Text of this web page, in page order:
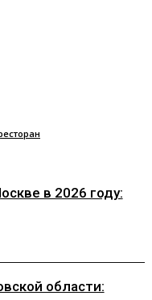
в 2026 году:
области: